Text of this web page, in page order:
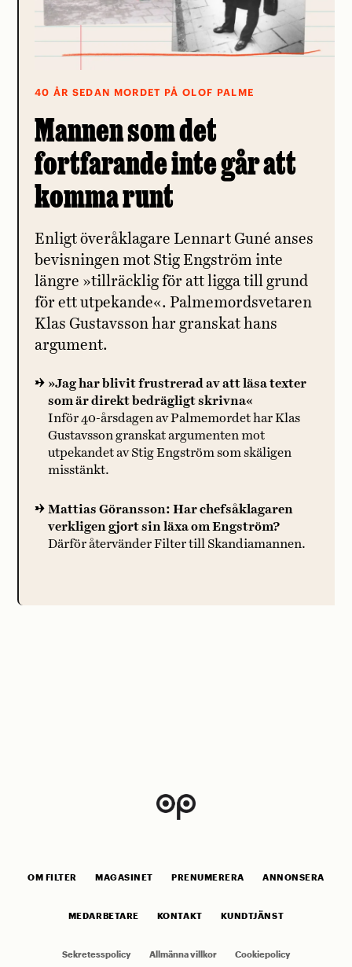
40 ÅR SEDAN MORDET PÅ OLOF PALME
Mannen som det
fortfarande inte går att
komma runt
Enligt överåklagare Lennart Guné anses
bevisningen mot Stig Engström inte
längre »tillräcklig för att ligga till grund
för ett utpekande«. Palmemordsvetaren
Klas Gustavsson har granskat hans
argument.
»Jag har blivit frustrerad av att läsa texter
som är direkt bedrägligt skrivna«
Inför 40-årsdagen av Palmemordet har Klas
Gustavsson granskat argumenten mot
utpekandet av Stig Engström som skäligen
misstänkt.
Mattias Göransson: Har chefsåklagaren
verkligen gjort sin läxa om Engström?
Därför återvänder Filter till Skandiamannen.
OM FILTER MAGASINET PRENUMERERA ANNONSERA
MEDARBETARE KONTAKT KUNDTJÄNST
Sekretesspolicy Allmänna villkor Cookiepolicy